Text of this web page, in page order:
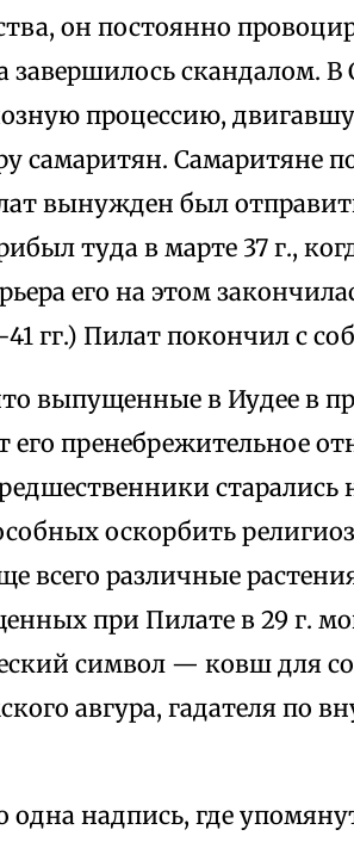
он постоянно
завершилось скандалом. В
процессию,
самаритян. Самаритяне
вынужден был
туда в марте 37 г.,
его на этом
гг.) Пилат покончил с
выпущенные в Иудее в
пренебрежительное
старались
оскорбить
всего различные
при Пилате в 29 г.
символ — ковш для
авгура, гадателя по
одна надпись, где